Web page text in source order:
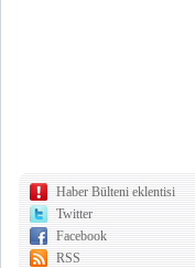
Haber Bülteni eklentisi
Twitter
Facebook
RSS